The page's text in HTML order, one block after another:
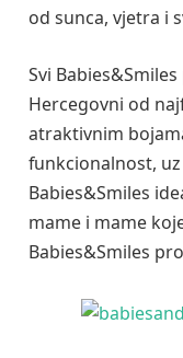
od sunca, vjetra i
Svi
Hercegovni od
atraktivnim
funkcionalnost,
Babies&Smiles
mame i mame
Babies&Smiles